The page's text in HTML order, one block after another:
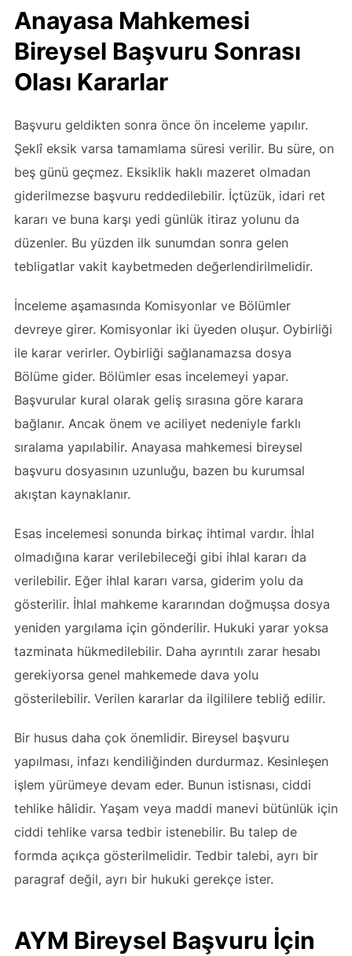
Anayasa Mahkemesi
Bireysel Başvuru Sonrası
Olası Kararlar
Başvuru geldikten sonra önce ön inceleme yapılır.
Şeklî eksik varsa tamamlama süresi verilir. Bu süre, on
beş günü geçmez. Eksiklik haklı mazeret olmadan
giderilmezse başvuru reddedilebilir. İçtüzük, idari ret
kararı ve buna karşı yedi günlük itiraz yolunu da
düzenler. Bu yüzden ilk sunumdan sonra gelen
tebligatlar vakit kaybetmeden değerlendirilmelidir.
İnceleme aşamasında Komisyonlar ve Bölümler
devreye girer. Komisyonlar iki üyeden oluşur. Oybirliği
ile karar verirler. Oybirliği sağlanamazsa dosya
Bölüme gider. Bölümler esas incelemeyi yapar.
Başvurular kural olarak geliş sırasına göre karara
bağlanır. Ancak önem ve aciliyet nedeniyle farklı
sıralama yapılabilir. Anayasa mahkemesi bireysel
başvuru dosyasının uzunluğu, bazen bu kurumsal
akıştan kaynaklanır.
Esas incelemesi sonunda birkaç ihtimal vardır. İhlal
olmadığına karar verilebileceği gibi ihlal kararı da
verilebilir. Eğer ihlal kararı varsa, giderim yolu da
gösterilir. İhlal mahkeme kararından doğmuşsa dosya
yeniden yargılama için gönderilir. Hukuki yarar yoksa
tazminata hükmedilebilir. Daha ayrıntılı zarar hesabı
gerekiyorsa genel mahkemede dava yolu
gösterilebilir. Verilen kararlar da ilgililere tebliğ edilir.
Bir husus daha çok önemlidir. Bireysel başvuru
yapılması, infazı kendiliğinden durdurmaz. Kesinleşen
işlem yürümeye devam eder. Bunun istisnası, ciddi
tehlike hâlidir. Yaşam veya maddi manevi bütünlük için
ciddi tehlike varsa tedbir istenebilir. Bu talep de
formda açıkça gösterilmelidir. Tedbir talebi, ayrı bir
paragraf değil, ayrı bir hukuki gerekçe ister.
AYM Bireysel Başvuru İçin